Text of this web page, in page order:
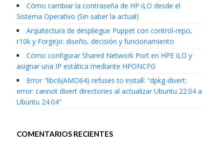
Cómo cambiar la contraseña de HP iLO desde el
Sistema Operativo (Sin saber la actual)
Arquitectura de despliegue Puppet con control-repo,
r10k y Forgejo: diseño, decisión y funcionamiento
Cómo configurar Shared Network Port en HPE iLO y
asignar una IP estática mediante HPONCFG
Error "libc6(AMD64) refuses to install: "dpkg-divert:
error: cannot divert directories al actualizar Ubuntu 22.04 a
Ubuntu 24.04"
COMENTARIOS RECIENTES